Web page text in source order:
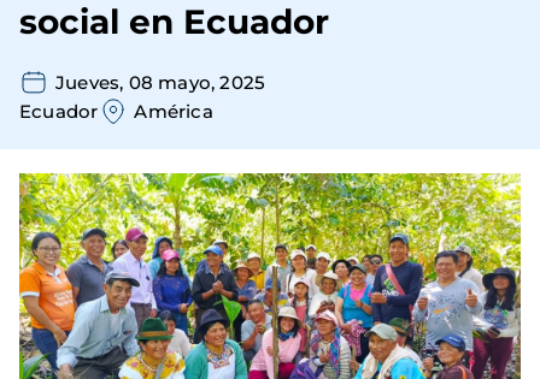
social en Ecuador
Jueves, 08 mayo, 2025
Ecuador
América